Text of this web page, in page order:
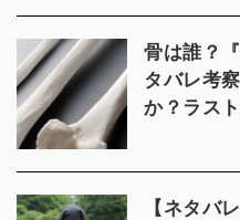
骨は誰？
タバレ考
か？ラス
【ネタバ